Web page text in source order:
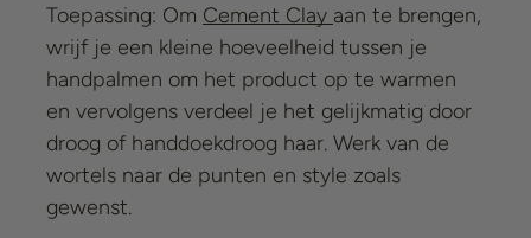
Toepassing: Om Cement Clay aan te brengen,
wrijf je een kleine hoeveelheid tussen je
handpalmen om het product op te warmen
en vervolgens verdeel je het gelijkmatig door
droog of handdoekdroog haar. Werk van de
wortels naar de punten en style zoals
gewenst.